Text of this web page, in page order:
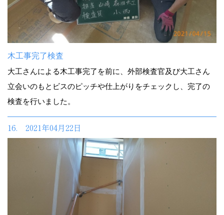
木工事完了検査
大工さんによる木工事完了を前に、外部検査官及び大工さん
立会いのもとビスのピッチや仕上がりをチェックし、完了の
検査を行いました。
16. 2021年04月22日